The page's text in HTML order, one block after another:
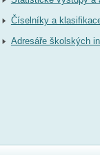
Číselníky a
Adresáře školských